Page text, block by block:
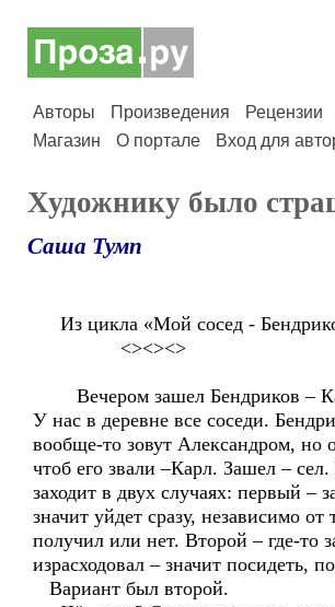
Авторы Произведения Рецензии
Магазин
О портале Вход для
Художнику было
Саша Тумп
Из цикла «Мой сосед -
<><><>
Вечером зашел Бендриков –
У нас в деревне все соседи.
вообще-то зовут Александром, но
чтоб его звали –Карл. Зашел –
заходит в двух случаях: первый –
значит уйдет сразу, независимо от
получил или нет. Второй – где-то
израсходовал – значит посидеть,
Вариант был второй.